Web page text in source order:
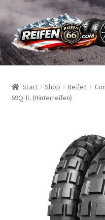
Zur
Navigation
springen
Zum
Inhalt
springen
Reifen
Schläuche
Reifentests
Start Shop Reifen
69Q TL (Hinterreifen)